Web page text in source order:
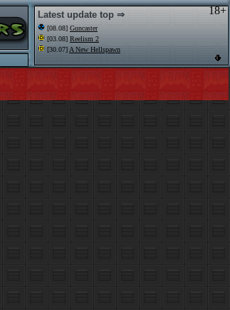
18+
Latest update top ⇒
[08.08] Guncaster
[03.08] Reelism 2
[30.07] A New Hellspawn